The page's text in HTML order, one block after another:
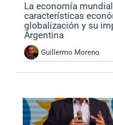
La economía
características
globalización y su
Argentina
Guillermo Moreno